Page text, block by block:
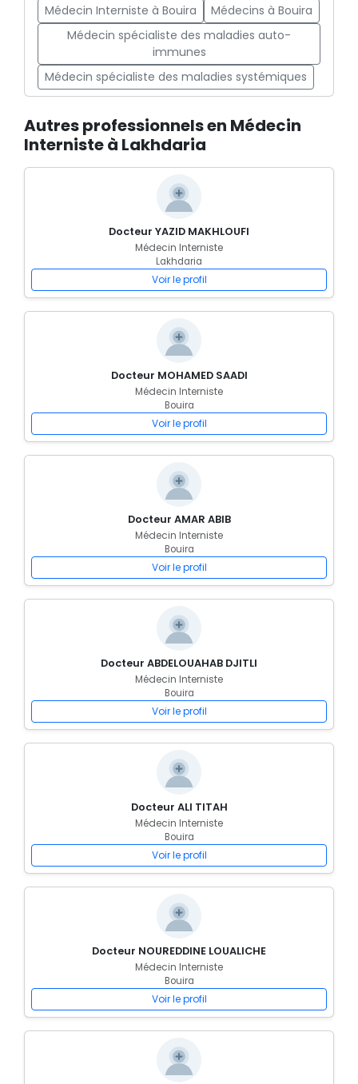
Médecin Interniste à Bouira
Médecins à Bouira
Médecin spécialiste des maladies auto-
immunes
Médecin spécialiste des maladies systémiques
Autres professionnels en Médecin
Interniste à Lakhdaria
Docteur YAZID MAKHLOUFI
Médecin Interniste
Lakhdaria
Voir le profil
Docteur MOHAMED SAADI
Médecin Interniste
Bouira
Voir le profil
Docteur AMAR ABIB
Médecin Interniste
Bouira
Voir le profil
Docteur ABDELOUAHAB DJITLI
Médecin Interniste
Bouira
Voir le profil
Docteur ALI TITAH
Médecin Interniste
Bouira
Voir le profil
Docteur NOUREDDINE LOUALICHE
Médecin Interniste
Bouira
Voir le profil